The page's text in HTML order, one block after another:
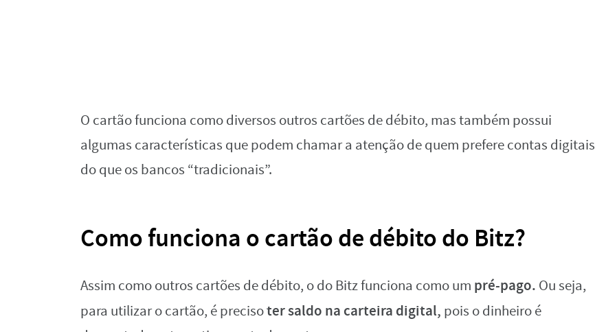
O cartão funciona como diversos outros cartões de débito, mas também possui
algumas características que podem chamar a atenção de quem prefere contas digitais
do que os bancos “tradicionais”.
Como funciona o cartão de débito do Bitz?
Assim como outros cartões de débito, o do Bitz funciona como um pré-pago. Ou seja,
para utilizar o cartão, é precisoter saldo na carteira digital, pois o dinheiro é